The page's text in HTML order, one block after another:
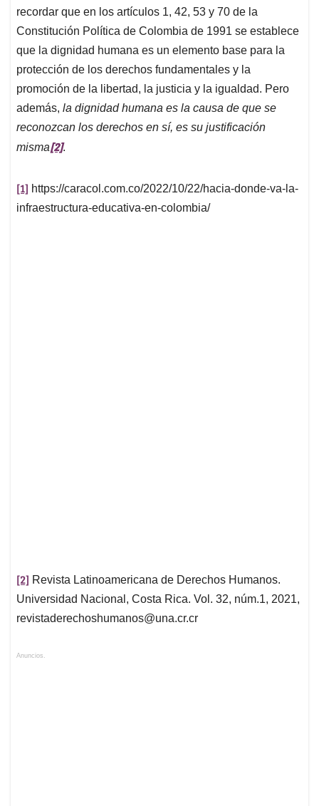
recordar que en los artículos 1, 42, 53 y 70 de la
Constitución Política de Colombia de 1991 se establece
que la dignidad humana es un elemento base para la
protección de los derechos fundamentales y la
promoción de la libertad, la justicia y la igualdad. Pero
además, la dignidad humana es la causa de que se
reconozcan los derechos en sí, es su justificación
misma[2].
[1] https://caracol.com.co/2022/10/22/hacia-donde-va-la-
infraestructura-educativa-en-colombia/
[2] Revista Latinoamericana de Derechos Humanos.
Universidad Nacional, Costa Rica. Vol. 32, núm.1, 2021,
revistaderechoshumanos@una.cr.cr
Anuncios.